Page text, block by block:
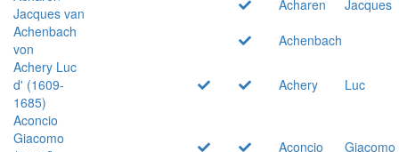
Jacques van
Acharen
Jacques
Achenbach
von
Achenbach
Achery Luc
d' (1609-
1685)
Achery
Luc
Aconcio
Giacomo
Aconcio Giacomo